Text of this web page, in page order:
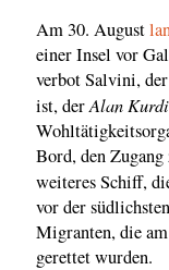
Am 30. August
einer Insel vor
verbot Salvini,
ist, derAlan Kurdi
Bord, den
weiteres Schiff,
vor der
Migranten, die
gerettet wurden.